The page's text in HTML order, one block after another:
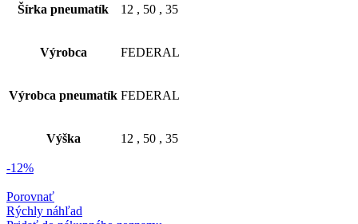
Šírka pneumatík 12 , 50 , 35
Výrobca FEDERAL
Výrobca pneumatík FEDERAL
Výška 12 , 50 , 35
-12%
Porovnať
Rýchly náhľad